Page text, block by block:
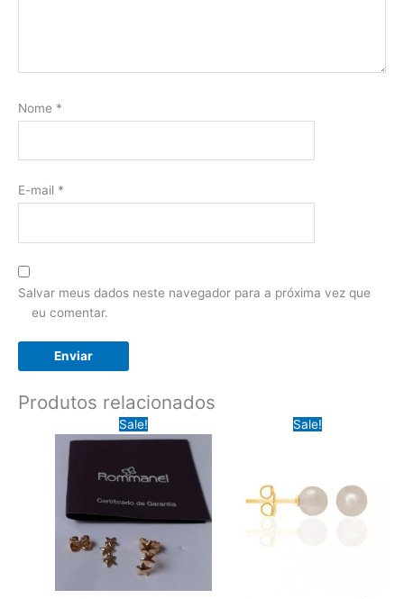
Nome *
E-mail *
Salvar meus dados neste navegador para a próxima vez que
eu comentar.
Produtos relacionados
Sale! Sale!